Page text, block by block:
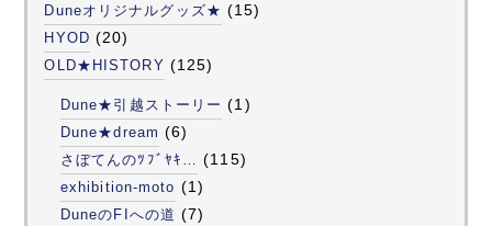
Duneオリジナルグッズ★ (15)
HYOD (20)
OLD★HISTORY (125)
Dune★引越ストーリー (1)
Dune★dream (6)
さぼてんのﾂﾌﾞﾔｷ… (115)
exhibition-moto (1)
DuneのFIへの道 (7)